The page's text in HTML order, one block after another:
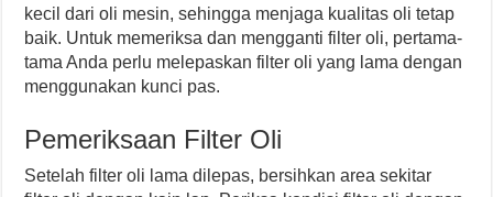
kecil dari oli mesin, sehingga menjaga kualitas oli tetap
baik. Untuk memeriksa dan mengganti filter oli, pertama-
tama Anda perlu melepaskan filter oli yang lama dengan
menggunakan kunci pas.
Pemeriksaan Filter Oli
Setelah filter oli lama dilepas, bersihkan area sekitar